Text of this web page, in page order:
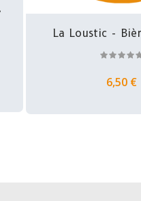
La Loustic -
6,50 €